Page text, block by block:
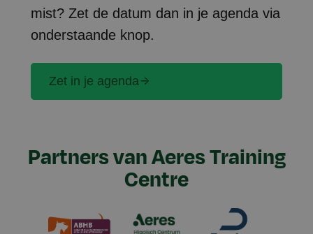
mist? Zet de datum dan in je agenda via
onderstaande knop.
Zet in je agenda
Partners van Aeres Training
Centre